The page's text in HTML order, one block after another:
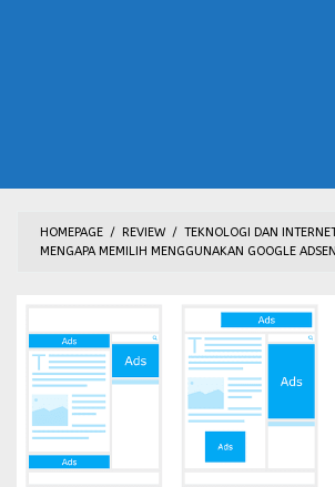
HOMEPAGE / REVIEW / TEKNOLOGI DAN
MENGAPA MEMILIH MENGGUNAKAN GOOGLE